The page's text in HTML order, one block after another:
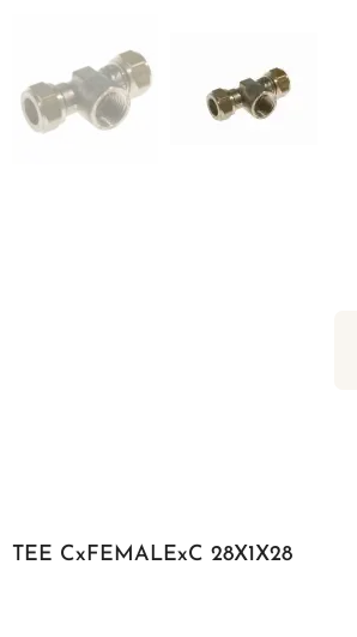
TEE CxFEMALExC 28X1X28